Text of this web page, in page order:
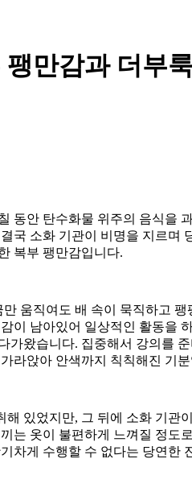
만감과 더부
동안 탄수화물 위주의 음식을
국 소화 기관이 비명을 지르
복부 팽만감입니다.
움직여도 배 속이 묵직하고
이 남아있어 일상적인 활동을
왔습니다. 집중해서 강의를
라앉아 안색까지 칙칙해진 기
있었지만, 그 뒤에 소화 기
는 옷이 불편하게 느껴질 정
차게 수행할 수 없다는 당연한